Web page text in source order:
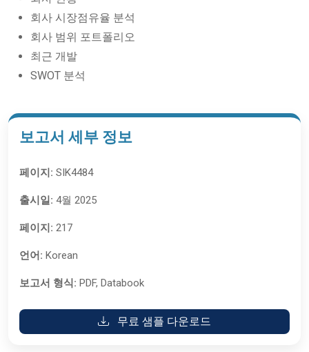
회사 시장점유율 분석
회사 범위 포트폴리오
최근 개발
SWOT 분석
보고서 세부 정보
페이지: SIK4484
출시일: 4월 2025
페이지: 217
언어: Korean
보고서 형식: PDF, Databook
무료 샘플 다운로드